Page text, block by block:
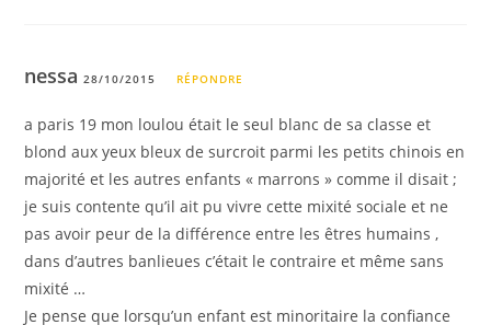
nessa28/10/2015 RÉPONDRE
a paris 19 mon loulou était le seul blanc de sa classe et
blond aux yeux bleux de surcroit parmi les petits chinois en
majorité et les autres enfants « marrons » comme il disait ;
je suis contente qu’il ait pu vivre cette mixité sociale et ne
pas avoir peur de la différence entre les êtres humains ,
dans d’autres banlieues c’était le contraire et même sans
mixité …
Je pense que lorsqu’un enfant est minoritaire la confiance